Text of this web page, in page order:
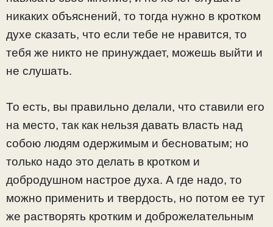
никаких объяснений, то тогда нужно в кротком
духе сказать, что если тебе не нравится, то
тебя же никто не принуждает, можешь выйти и
не слушать.
То есть, вы правильно делали, что ставили его
на место, так как нельзя давать власть над
собою людям одержимым и бесноватым; но
только надо это делать в кротком и
добродушном настрое духа. А где надо, то
можно применить и твердость, но потом ее тут
же растворять кротким и доброжелательным